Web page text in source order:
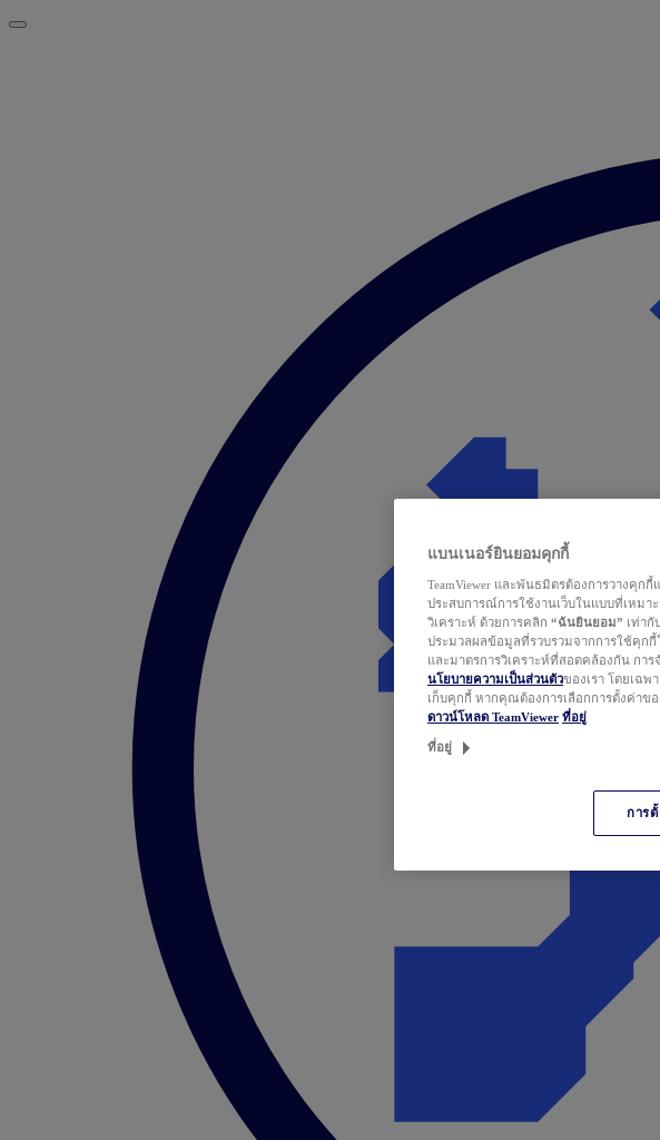
แบนเนอร์ยินยอมคุกกี้
TeamViewer และพันธมิตรต้องการวางคุ
ประสบการณ์การใช้งานเว็บในแบบที่เหมา
วิเคราะห์ ด้วยการคลิก “ฉันยินยอม” เท่ากั
ประมวลผลข้อมูลที่รวบรวมจากการใช้คุก
และมาตรการวิเคราะห์ที่สอดคล้องกัน กา
นโยบายความเป็นส่วนตัวของเรา โดยเฉพ
เก็บคุกกี้ หากคุณต้องการเลือกการตั้งค่าข
ดาวน์โหลด TeamViewer ที่อยู่
ที่อยู่
การ